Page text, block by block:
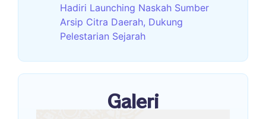
Hadiri Launching Naskah Sumber
Arsip Citra Daerah, Dukung
Pelestarian Sejarah
Galeri